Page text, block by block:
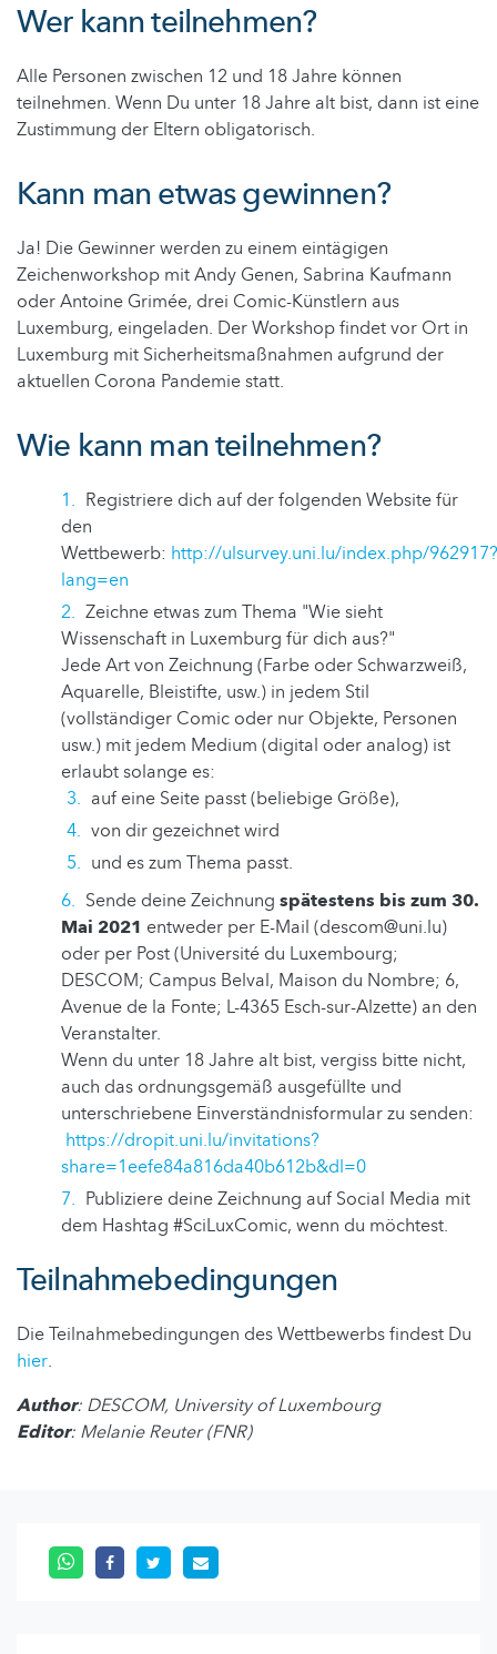
Wer kann teilnehmen?
Alle Personen zwischen 12 und 18 Jahre können
teilnehmen. Wenn Du unter 18 Jahre alt bist, dann ist eine
Zustimmung der Eltern obligatorisch.
Kann man etwas gewinnen?
Ja! Die Gewinner werden zu einem eintägigen
Zeichenworkshop mit Andy Genen, Sabrina Kaufmann
oder Antoine Grimée, drei Comic-Künstlern aus
Luxemburg, eingeladen. Der Workshop findet vor Ort in
Luxemburg mit Sicherheitsmaßnahmen aufgrund der
aktuellen Corona Pandemie statt.
Wie kann man teilnehmen?
Registriere dich auf der folgenden Website für
den
Wettbewerb: http://ulsurvey.uni.lu/index.php/962917?
lang=en
Zeichne etwas zum Thema "Wie sieht
Wissenschaft in Luxemburg für dich aus?"
Jede Art von Zeichnung (Farbe oder Schwarzweiß,
Aquarelle, Bleistifte, usw.) in jedem Stil
(vollständiger Comic oder nur Objekte, Personen
usw.) mit jedem Medium (digital oder analog) ist
erlaubt solange es:
auf eine Seite passt (beliebige Größe),
von dir gezeichnet wird
und es zum Thema passt.
Sende deine Zeichnung spätestens bis zum 30.
Mai 2021 entweder per E-Mail (descom@uni.lu)
oder per Post (Université du Luxembourg;
DESCOM; Campus Belval, Maison du Nombre; 6,
Avenue de la Fonte; L-4365 Esch-sur-Alzette) an den
Veranstalter.
Wenn du unter 18 Jahre alt bist, vergiss bitte nicht,
auch das ordnungsgemäß ausgefüllte und
unterschriebene Einverständnisformular zu senden:
https://dropit.uni.lu/invitations?
share=1eefe84a816da40b612b&dl=0
Publiziere deine Zeichnung auf Social Media mit
dem Hashtag #SciLuxComic, wenn du möchtest.
Teilnahmebedingungen
Die Teilnahmebedingungen des Wettbewerbs findest Du
hier.
Author: DESCOM, University of Luxembourg
Editor: Melanie Reuter (FNR)